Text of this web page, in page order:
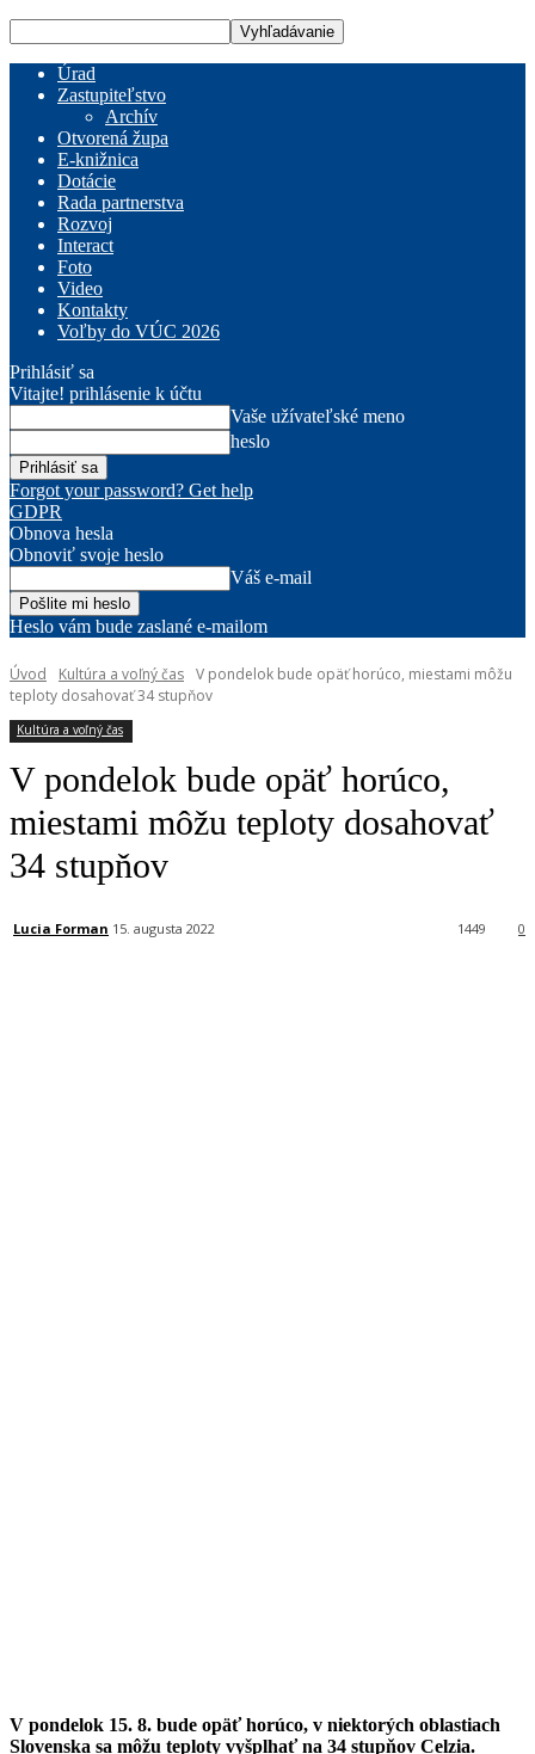
Úrad
Zastupiteľstvo
Archív
Otvorená župa
E-knižnica
Dotácie
Rada partnerstva
Rozvoj
Interact
Foto
Video
Kontakty
Voľby do VÚC 2026
Prihlásiť sa
Vitajte! prihlásenie k účtu
Vaše užívateľské meno
heslo
Forgot your password? Get help
GDPR
Obnova hesla
Obnoviť svoje heslo
Váš e-mail
Heslo vám bude zaslané e-mailom
Úvod Kultúra a voľný čas V pondelok bude opäť horúco, miestami môžu
teploty dosahovať 34 stupňov
Kultúra a voľný čas
V pondelok bude opäť horúco,
miestami môžu teploty dosahovať
34 stupňov
Lucia Forman 15. augusta 2022 0
1449
V pondelok 15. 8. bude opäť horúco, v niektorých oblastiach
Slovenska sa môžu teploty vyšplhať na 34 stupňov Celzia.